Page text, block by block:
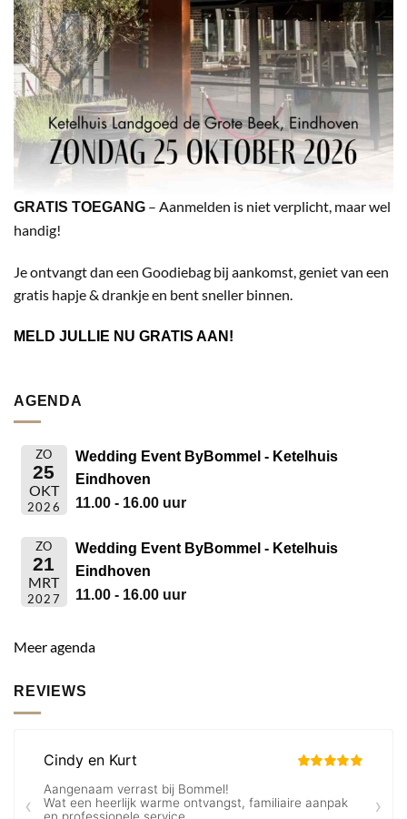
GRATIS TOEGANG – Aanmelden is niet verplicht, maar wel
handig!
Je ontvangt dan een Goodiebag bij aankomst, geniet van een
gratis hapje & drankje en bent sneller binnen.
MELD JULLIE NU GRATIS AAN!
AGENDA
ZO
25
OKT
2026
Wedding Event ByBommel - Ketelhuis
Eindhoven
11.00 - 16.00 uur
ZO
21
MRT
2027
Wedding Event ByBommel - Ketelhuis
Eindhoven
11.00 - 16.00 uur
Meer agenda
REVIEWS